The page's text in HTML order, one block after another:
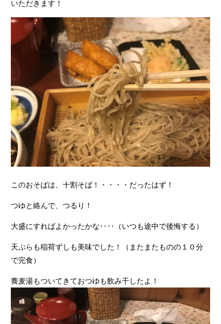
いただきます！
このおそばは、十割そば！・・・・だったはず！
つゆと絡んで、つるり！
大盛にすればよかったかな‥‥（いつも途中で後悔する）
天ぷらも稲荷ずしも美味でした！（またまたものの１０分
で完食）
蕎麦湯もついてきておつゆも飲み干したよ！